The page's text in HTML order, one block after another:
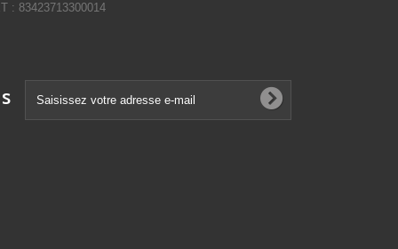
: 83423713300014